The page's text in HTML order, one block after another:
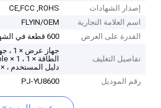
إصدار الشهادات
CE,FCC ,ROHS
اسم العلامة التجارية
FLYIN/OEM
القدرة على العرض
600 قطعة في الشهر
تفاصيل التغليف
دليل المستخدم ، ×
رقم الموديل
PJ-YU8600